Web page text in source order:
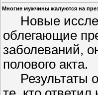
Многие мужчины жалуются на
Новые
облегающие
заболеваний,
полового акта.
Результаты